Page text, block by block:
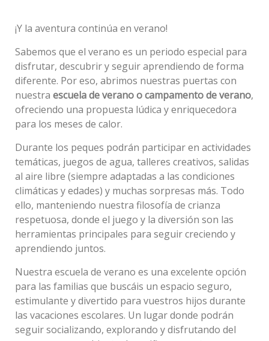
Beatriz
Sánchez
Pino
Educadora
Gemma
Piquer
Ferrer
¡Y la aventura continúa en verano!
Sabemos que el verano es un periodo especial para
disfrutar, descubrir y seguir aprendiendo de forma
diferente. Por eso, abrimos nuestras puertas con
nuestra escuela de verano o campamento de verano,
ofreciendo una propuesta lúdica y enriquecedora
para los meses de calor.
Durante los peques podrán participar en actividades
temáticas, juegos de agua, talleres creativos, salidas
al aire libre (siempre adaptadas a las condiciones
climáticas y edades) y muchas sorpresas más. Todo
ello, manteniendo nuestra filosofía de crianza
respetuosa, donde el juego y la diversión son las
herramientas principales para seguir creciendo y
aprendiendo juntos.
Nuestra escuela de verano es una excelente opción
para las familias que buscáis un espacio seguro,
estimulante y divertido para vuestros hijos durante
las vacaciones escolares. Un lugar donde podrán
seguir socializando, explorando y disfrutando del